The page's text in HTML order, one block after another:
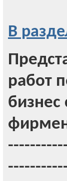
В
работ
бизнес